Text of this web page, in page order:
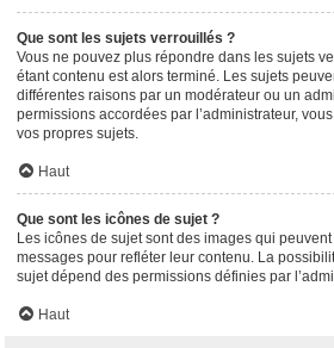
Que sont les sujets verrouillés ?
Vous ne pouvez plus répondre dans les sujets
étant contenu est alors terminé. Les sujets
différentes raisons par un modérateur ou un
permissions accordées par l’administrateur,
vos propres sujets.
Haut
Que sont les icônes de sujet ?
Les icônes de sujet sont des images qui
messages pour refléter leur contenu. La
sujet dépend des permissions définies par
Haut